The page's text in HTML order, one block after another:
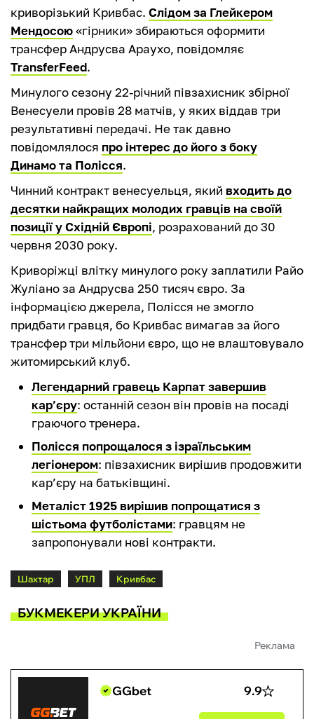
криворізький Кривбас. Слідом за Глейкером
Мендосою«гірники» збираються оформити
трансфер Андрусва Араухо, повідомляє
TransferFeed.
Минулого сезону 22-річний півзахисник збірної
Венесуели провів 28 матчів, у яких віддав три
результативні передачі. Не так давно
повідомлялося про інтерес до його з боку
Динамо та Полісся.
Чинний контракт венесуельця, який входить до
десятки найкращих молодих гравців на своїй
позиції у Східній Європі, розрахований до 30
червня 2030 року.
Криворіжці влітку минулого року заплатили Райо
Жуліано за Андрусва 250 тисяч євро. За
інформацією джерела, Полісся не змогло
придбати гравця, бо Кривбас вимагав за його
трансфер три мільйони євро, що не влаштовувало
житомирський клуб.
Легендарний гравець Карпат завершив
кар’єру: останній сезон він провів на посаді
граючого тренера.
Полісся попрощалося з ізраїльським
легіонером: півзахисник вирішив продовжити
кар’єру на батьківщині.
Металіст 1925 вирішив попрощатися з
шістьома футболістами: гравцям не
запропонували нові контракти.
Шахтар УПЛ Кривбас
БУКМЕКЕРИ УКРАЇНИ
Реклама
GGbet 9.9